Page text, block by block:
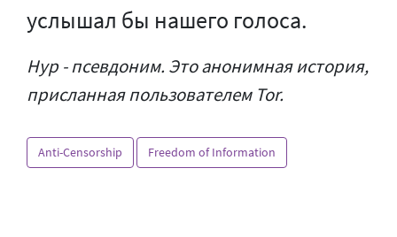
услышал бы нашего голоса.
Нур - псевдоним. Это анонимная история,
присланная пользователем Tor.
Anti-Censorship Freedom of Information